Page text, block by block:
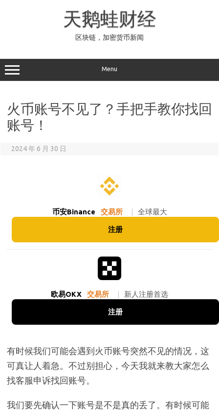
天鹅蛙财经
区块链，加密货币新闻
Menu
火币账号不见了？手把手教你找回
账号！
2024 年 6 月 30 日
币安Binance 交易所 | 全球最大
注册
欧易OKX 交易所 | 新人注册首选
注册
有时候我们可能会遇到火币账号突然不见的情况，这
可真让人着急。不过别担心，今天我就来教大家怎么
找客服申诉找回账号。
我们要先确认一下账号是不是真的丢了。有时候可能